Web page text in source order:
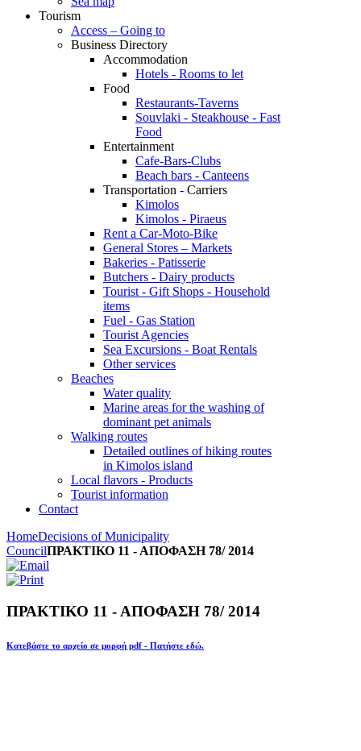
Tourism
Access – Going to
Business Directory
Accommodation
Hotels - Rooms to let
Food
Restaurants-Taverns
Souvlaki - Steakhouse - Fast
Food
Entertainment
Cafe-Bars-Clubs
Beach bars - Canteens
Transportation - Carriers
Kimolos
Kimolos - Piraeus
Rent a Car-Moto-Bike
General Stores – Markets
Bakeries - Patisserie
Butchers - Dairy products
Tourist - Gift Shops - Household
items
Fuel - Gas Station
Tourist Agencies
Sea Excursions - Boat Rentals
Other services
Beaches
Water quality
Marine areas for the washing of
dominant pet animals
Walking routes
Detailed outlines of hiking routes
in Kimolos island
Local flavors - Products
Tourist information
Contact
HomeDecisions of Municipality
CouncilΠΡΑΚΤΙΚΟ 11 - ΑΠΟΦΑΣΗ 78/ 2014
ΠΡΑΚΤΙΚΟ 11 - ΑΠΟΦΑΣΗ 78/ 2014
Κατεβάστε το αρχείο σε μορφή pdf - Πατήστε εδώ.